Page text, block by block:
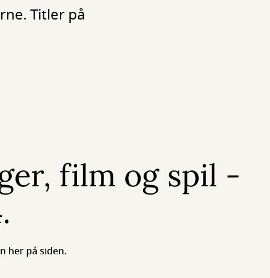
Titler på
film og spil -
her på siden.